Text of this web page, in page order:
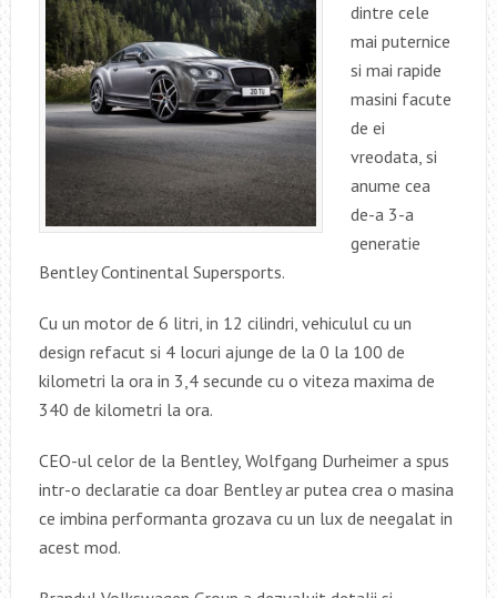
dintre cele
mai puternice
si mai rapide
masini facute
de ei
vreodata, si
anume cea
de-a 3-a
generatie
Bentley Continental Supersports.
Cu un motor de 6 litri, in 12 cilindri, vehiculul cu un
design refacut si 4 locuri ajunge de la 0 la 100 de
kilometri la ora in 3,4 secunde cu o viteza maxima de
340 de kilometri la ora.
CEO-ul celor de la Bentley, Wolfgang Durheimer a spus
intr-o declaratie ca doar Bentley ar putea crea o masina
ce imbina performanta grozava cu un lux de neegalat in
acest mod.